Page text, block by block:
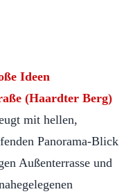
Ideen
(Haardter Berg)
mit hellen,
Panorama-Blick
Außenterrasse und